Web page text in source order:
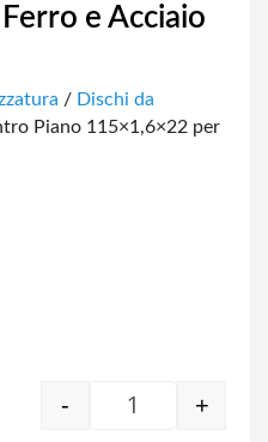
e Acciaio
/ Dischi da
Piano 115×1,6×22 per
Disco da Taglio
- +